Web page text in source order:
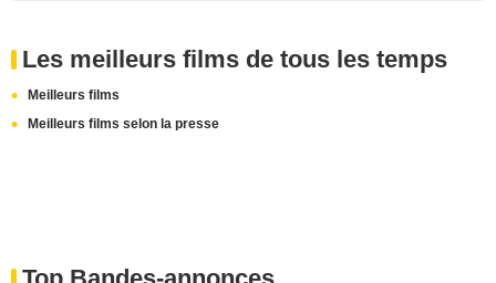
Les meilleurs films de tous les temps
Meilleurs films
Meilleurs films selon la presse